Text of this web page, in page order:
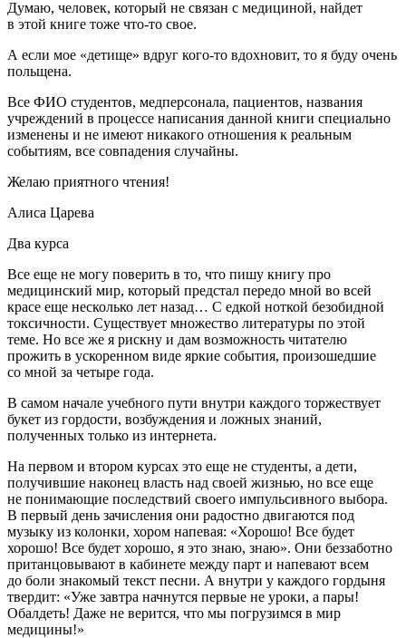
Думаю, человек, который не связан с медициной, найдет
в этой книге тоже что-то свое.
А если мое «детище» вдруг кого-то вдохновит, то я буду очень
польщена.
Все ФИО студентов, медперсонала, пациентов, названия
учреждений в процессе написания данной книги специально
изменены и не имеют никакого отношения к реальным
событиям, все совпадения случайны.
Желаю приятного чтения!
Алиса Царева
Два курса
Все еще не могу поверить в то, что пишу книгу про
медицинский мир, который предстал передо мной во всей
красе еще несколько лет назад… С едкой ноткой безобидной
токсичности. Существует множество литературы по этой
теме. Но все же я рискну и дам возможность читателю
прожить в ускоренном виде яркие события, произошедшие
со мной за четыре года.
В самом начале учебного пути внутри каждого торжествует
букет из гордости, возбуждения и ложных знаний,
полученных только из интернета.
На первом и втором курсах это еще не студенты, а дети,
получившие наконец власть над своей жизнью, но все еще
не понимающие последствий своего импульсивного выбора.
В первый день зачисления они радостно двигаются под
музыку из колонки, хором напевая: «Хорошо! Все будет
хорошо! Все будет хорошо, я это знаю, знаю». Они беззаботно
пританцовывают в кабинете между парт и напевают всем
до боли знакомый текст песни. А внутри у каждого гордыня
твердит: «Уже завтра начнутся первые не уроки, а пары!
Обалдеть! Даже не верится, что мы погрузимся в мир
медицины!»